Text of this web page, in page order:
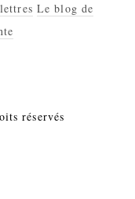
Le blog de
réservés